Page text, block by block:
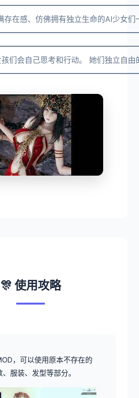
在感、仿佛拥有独立生命的AI少女
◆使用
会自己思考和行动。 她们独立自
🎊 使用攻略
，可以使用原本不存在的
服装、发型等部分。